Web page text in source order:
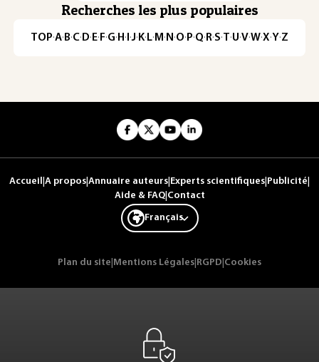
Recherches les plus populaires
TOP·A·B·C· D· E· F·G· H · ·J· K· L· M · N ·O· P·Q· R·S·T·U·V·W·X·Y·Z
Accueil A propos Annuaire auteurs Experts scientifiques Publicité
Aide & FAQ| Contact
Français
Plan du site Mentions Légales RGPD Cookies